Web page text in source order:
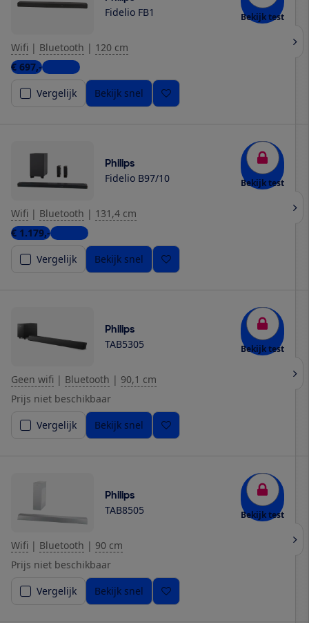
Fidelio FB1 Bekijk test
Wifi | Bluetooth | 120 cm
€ 697,-1 winkel
Vergelijk
Bekijk snel
Philips
Fidelio B97/10 Bekijk test
Wifi | Bluetooth | 131,4 cm
€ 1.179,-1 winkel
Vergelijk
Bekijk snel
Philips
TAB5305 Bekijk test
Geen wifi | Bluetooth | 90,1 cm
Prijs niet beschikbaar
Vergelijk
Bekijk snel
Philips
TAB8505 Bekijk test
Wifi | Bluetooth | 90 cm
Prijs niet beschikbaar
Vergelijk
Bekijk snel